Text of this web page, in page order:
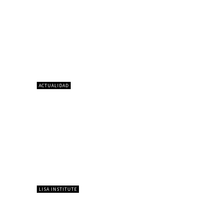
ACTUALIDAD
LISA INSTITUTE